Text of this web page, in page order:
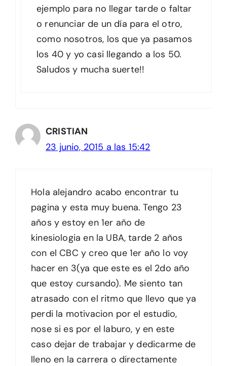
ejemplo para no llegar tarde o faltar
o renunciar de un día para el otro,
como nosotros, los que ya pasamos
los 40 y yo casi llegando a los 50.
Saludos y mucha suerte!!
CRISTIAN
23 junio, 2015 a las 15:42
Hola alejandro acabo encontrar tu
pagina y esta muy buena. Tengo 23
años y estoy en 1er año de
kinesiologia en la UBA, tarde 2 años
con el CBC y creo que 1er año lo voy
hacer en 3(ya que este es el 2do año
que estoy cursando). Me siento tan
atrasado con el ritmo que llevo que ya
perdi la motivacion por el estudio,
nose si es por el laburo, y en este
caso dejar de trabajar y dedicarme de
lleno en la carrera o directamente